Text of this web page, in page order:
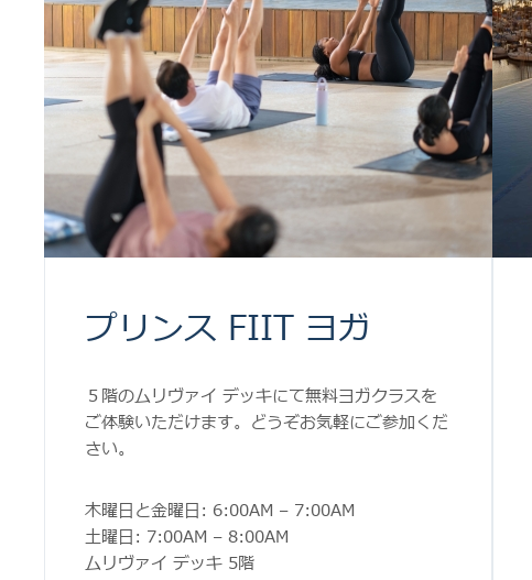
プリンス FIIT ヨガ
５階のムリヴァイ デッキにて無料ヨガクラスを
ご体験いただけます。どうぞお気軽にご参加くだ
さい。
木曜日と金曜日: 6:00AM – 7:00AM
土曜日: 7:00AM – 8:00AM
ムリヴァイ デッキ 5階